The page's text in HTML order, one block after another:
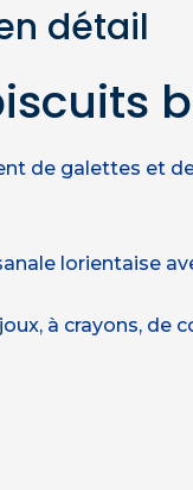
détail
de galettes et
lorientaise
à crayons,